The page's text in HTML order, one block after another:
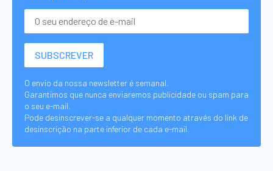
O envio da nossa newsletter é semanal.
Garantimos que nunca enviaremos publicidade ou spam para
o seu e-mail.
Pode desinscrever-se a qualquer momento através do link de
desinscrição na parte inferior de cada e-mail.